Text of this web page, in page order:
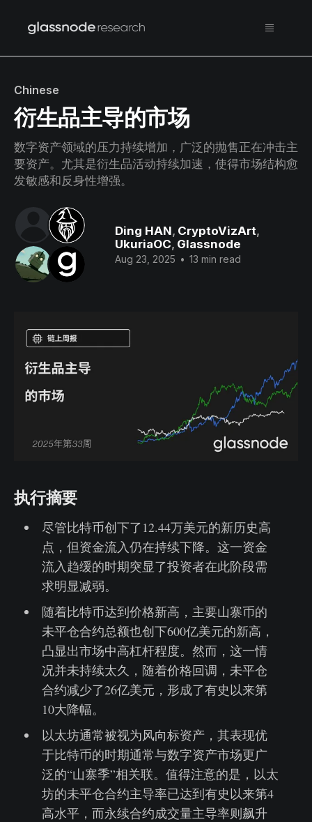
Chinese
衍生品主导的市场
数字资产领域的压力持续增加，广泛的抛售正在冲击主
要资产。尤其是衍生品活动持续加速，使得市场结构愈
发敏感和反身性增强。
Ding HAN, CryptoVizArt,
UkuriaOC, Glassnode
Aug 23, 2025 • 13 min read
执行摘要
尽管比特币创下了12.44万美元的新历史高
点，但资金流入仍在持续下降。这一资金
流入趋缓的时期突显了投资者在此阶段需
求明显减弱。
随着比特币达到价格新高，主要山寨币的
未平仓合约总额也创下600亿美元的新高，
凸显出市场中高杠杆程度。然而，这一情
况并未持续太久，随着价格回调，未平仓
合约减少了26亿美元，形成了有史以来第
10大降幅。
以太坊通常被视为风向标资产，其表现优
于比特币的时期通常与数字资产市场更广
泛的“山寨季”相关联。值得注意的是，以太
坊的未平仓合约主导率已达到有史以来第4
高水平，而永续合约成交量主导率则飙升